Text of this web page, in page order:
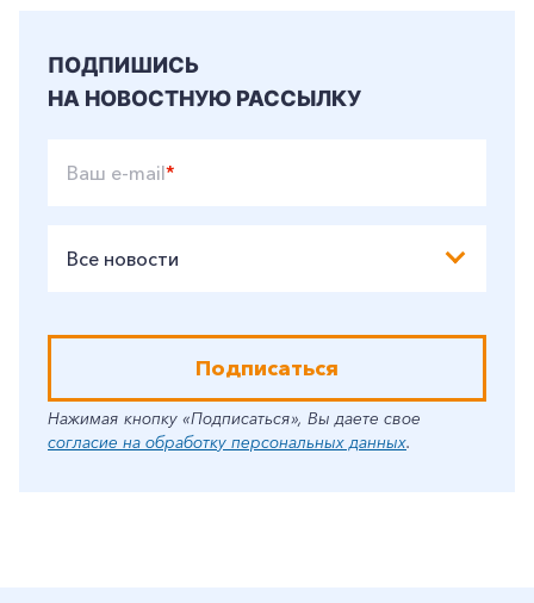
ПОДПИШИСЬ
НА НОВОСТНУЮ РАССЫЛКУ
Ваш e-mail*
Все новости
Подписаться
Нажимая кнопку «Подписаться», Вы даете свое
согласие на обработку персональных данных.